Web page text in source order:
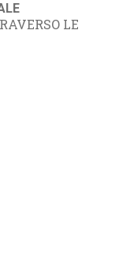
LE